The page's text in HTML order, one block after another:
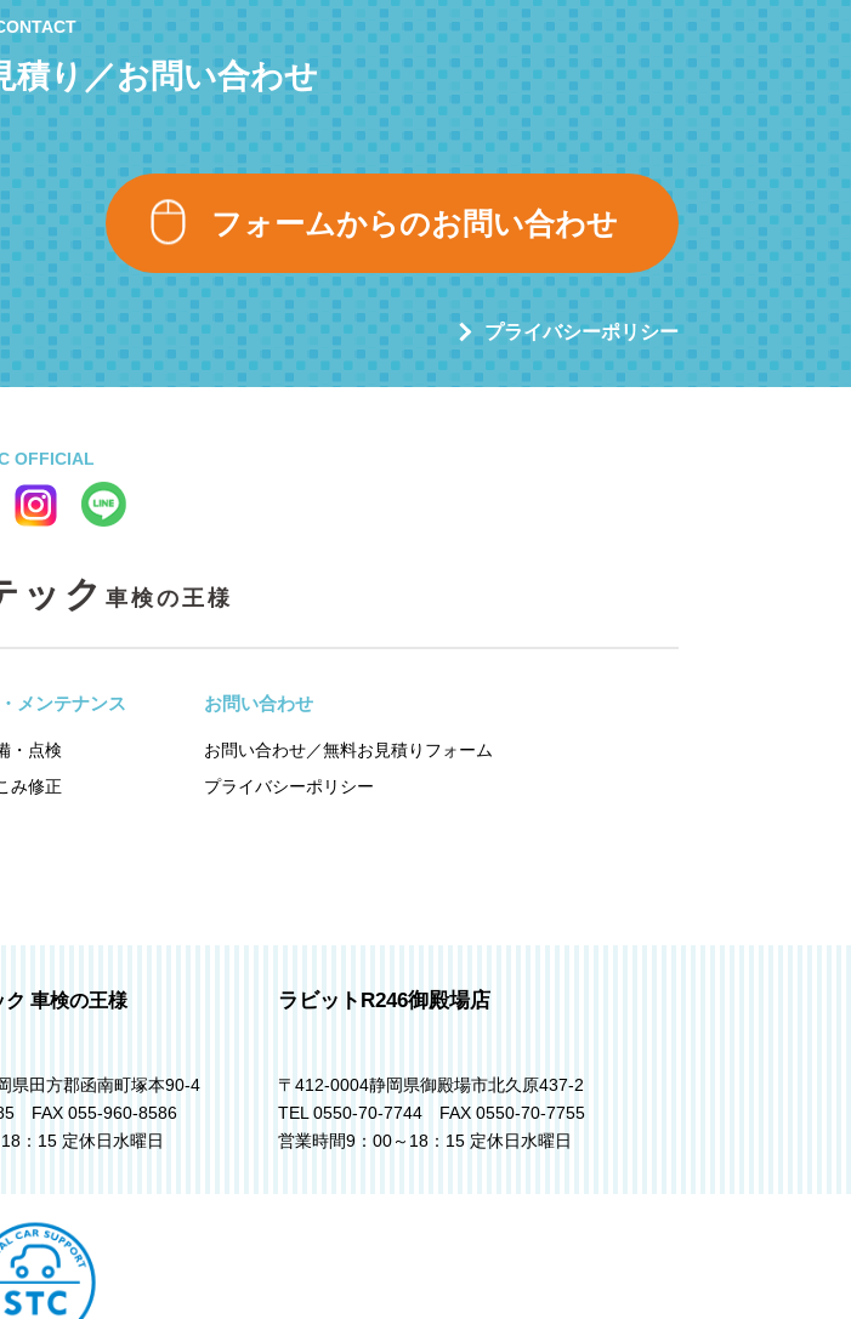
積り／お問い合わせ
フォームからのお問い合わせ
プライバシーポリシー
OFFICIAL
ック 車検の王様
メンテナンス
・点検
み修正
お問い合わせ
お問い合わせ／無料お見積りフォーム
プライバシーポリシー
車検の王様
田方郡函南町塚本90-4
FAX 055-960-8586
：15 定休日水曜日
ラビットR246御殿場店
〒412-0004静岡県御殿場市北久原437-2
TEL 0550-70-7744 FAX 0550-70-7755
営業時間9：00～18：15 定休日水曜日